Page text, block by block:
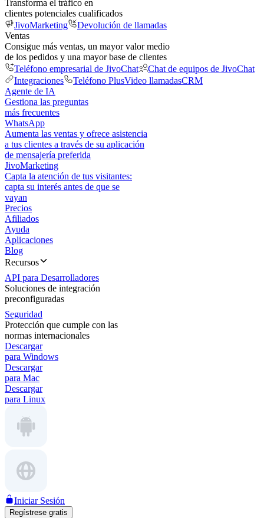
Transforma el tráfico en
clientes potenciales cualificados
JivoMarketing
Devolución de llamadas
Ventas
Consigue más ventas, un mayor valor medio
de los pedidos y una mayor base de clientes
Teléfono empresarial de JivoChat
Chat de equipos de JivoChat
Integraciones
Teléfono PlusVideo llamadasCRM
Agente de IA
Gestiona las preguntas
más frecuentes
WhatsApp
Aumenta las ventas y ofrece asistencia
a tus clientes a través de su aplicación
de mensajería preferida
JivoMarketing
Capta la atención de tus visitantes:
capta su interés antes de que se
vayan
Precios
Afiliados
Ayuda
Aplicaciones
Blog
Recursos
API para Desarrolladores
Soluciones de integración
preconfiguradas
Seguridad
Protección que cumple con las
normas internacionales
Descargar
para Windows
Descargar
para Mac
Descargar
para Linux
Iniciar Sesión
Regístrese gratis